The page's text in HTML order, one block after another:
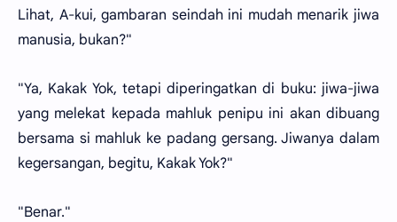
Lihat, A-kui, gambaran seindah ini mudah menarik jiwa
manusia, bukan?"
"Ya, Kakak Yok, tetapi diperingatkan di buku: jiwa-jiwa
yang melekat kepada mahluk penipu ini akan dibuang
bersama si mahluk ke padang gersang. Jiwanya dalam
kegersangan, begitu, Kakak Yok?"
"Benar."